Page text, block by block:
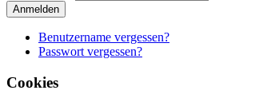
Anmelden
Benutzername vergessen?
Passwort vergessen?
Cookies